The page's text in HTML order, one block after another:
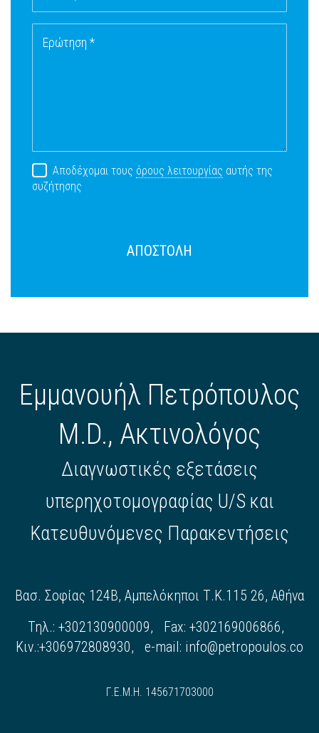
Ερώτηση *
Αποδέχομαι τους όρους λειτουργίας αυτής της
συζήτησης
ΑΠΟΣΤΟΛΗ
Εμμανουήλ Πετρόπουλος
M.D., Ακτινολόγος
Διαγνωστικές εξετάσεις
υπερηχοτομογραφίας U/S και
Κατευθυνόμενες Παρακεντήσεις
Βασ. Σοφίας 124Β, Αμπελόκηποι Τ.Κ.115 26, Αθήνα
Τηλ.: +302130900009, Fax: +302169006866,
Κιν.:+306972808930, e-mail: info@petropoulos.co
Γ.Ε.Μ.Η. 145671703000